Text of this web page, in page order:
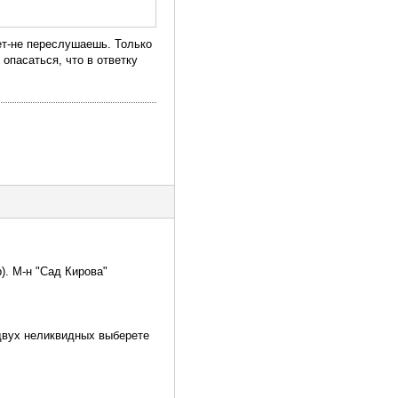
не переслушаешь. Только
что в ответку
М-н "Сад Кирова"
неликвидных выберете